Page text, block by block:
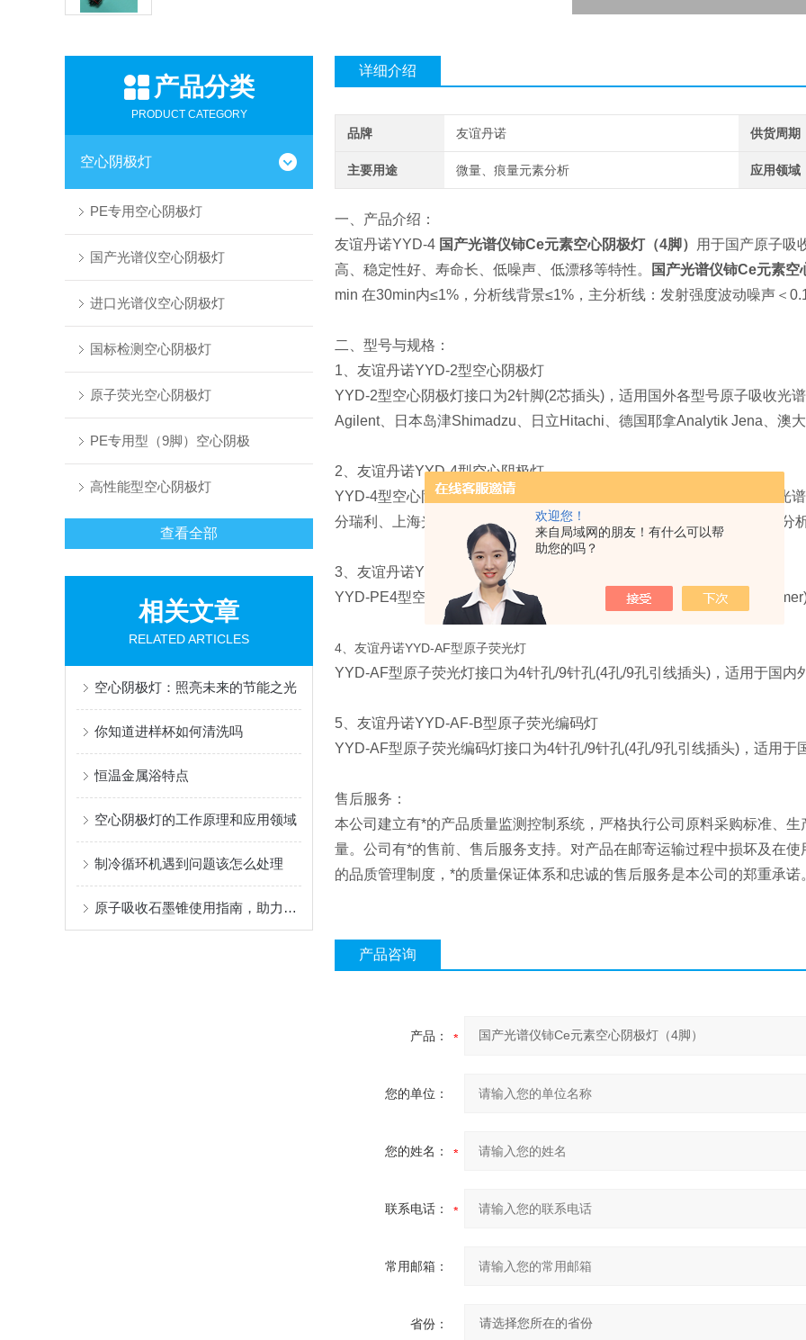
欢迎您！
来自局域网的朋友！有什么可以帮
助您的吗？
产品分类
PRODUCT CATEGORY
空心阴极灯
PE专用空心阴极灯
国产光谱仪空心阴极灯
进口光谱仪空心阴极灯
国标检测空心阴极灯
原子荧光空心阴极灯
PE专用型（9脚）空心阴极
高性能型空心阴极灯
查看全部
相关文章
RELATED ARTICLES
空心阴极灯：照亮未来的节能之光
你知道进样杯如何清洗吗
恒温金属浴特点
空心阴极灯的工作原理和应用领域
制冷循环机遇到问题该怎么处理
原子吸收石墨锥使用指南，助力痕量元素精准检测
详细介绍
品牌 友谊丹诺 供货周期
主要用途 微量、痕量元素分析 应用领域
一、产品介绍：
友谊丹诺YYD-4 国产光谱仪铈Ce元素空心阴极灯（4脚）
用于国产原子吸
高、稳定性好、寿命长、低噪声、低漂移等特性。
国产光谱仪铈Ce元素空
min 在30min内≤1%，分析线背景≤1%，主分析线：发射强度波动噪声＜
二、型号与规格：
1、友谊丹诺YYD-2型空心阴极灯
YYD-2型空心阴极灯接口为2针脚(2芯插头)，适用国外各型号原子吸收光
Agilent、日本岛津Shimadzu、日立Hitachi、德国耶拿Analytik Jena、澳
2、友谊丹诺YYD-4型空心阴极灯
YYD-4型空心阴极灯接口为4针脚(4芯插头)，
适用国产各信号原子吸收光
分瑞利、上海光谱、上海仪电、上海美析、安徽皖仪、沈阳华光、辽宁分
3、友谊丹诺YYD-PE
型空心阴极灯
YYD-PE4型空心阴极灯接口为4针脚(4芯插头)，适用美国PE(Perkin
4、友谊丹诺YYD-AF型原子荧光灯
YYD-AF型原子荧光灯接口为4针孔/9针孔(4孔/9孔引线插头)，适用于国内
5、友谊丹诺YYD-AF-B型原子荧光编码灯
YYD-AF型原子荧光编码灯接口为4针孔/9针孔(4孔/9孔引线插头)，适用于
售后服务：
本公司建立有*的产品质量监测控制系统，严格执行公司原料采购标准、
量。公司有*的售前、售后服务支持。对产品在邮寄运输过程中损坏及在
的品质管理制度，*的质量保证体系和忠诚的售后服务是本公司的郑重承诺
产品咨询
产品：
您的单位：
您的姓名：
联系电话：
常用邮箱：
省份：